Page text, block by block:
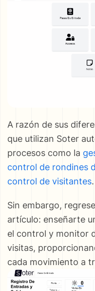
A razón de sus
que utilizan Soter
procesos como la
control de rondines
control de visitantes.
Sin embargo,
artículo: enseñarte
el control y monitor
visitas,
cada movimiento a